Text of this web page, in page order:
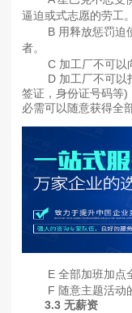
逼迫或式志愿的劳工。
B 用释放惩罚迫使
者。
C 加工厂不可以向
D 加工厂不可以扣
签证，身份证号码等
必需可以随意获得全
E 全部加班加点全
F 随意主题活动的
3.3 无薪资